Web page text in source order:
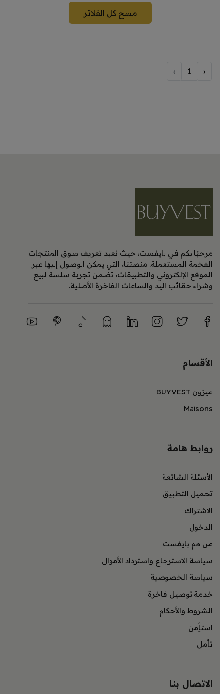
مسح كل الفلاتر
‹
1
›
مرحبًا بكم في بايفست، حيث نعيد تعريف سوق المنتجات
الفخمة المستعملة. منصتنا، التي يمكن الوصول إليها عبر
الموقع الإلكتروني والتطبيقات، تضمن تجربة سلسة لبيع
وشراء حقائب اليد والساعات الفاخرة الأصلية.
الأقسام
ميزون BUYVEST
Maisons
روابط هامة
الأسئلة الشائعة
تحميل التطبيق
الاشتراك
الدخول
من هم بايفست
سياسة الاسترجاع واسترداد الأموال
سياسة الخصوصية
خدمة توصيل فاخرة
الشروط والأحكام
استأِمن
تأمل
الاتصال بنا